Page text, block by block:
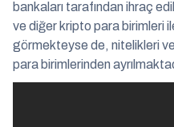
bankaları tarafından ihraç
ve diğer kripto para birimleri
görmekteyse de, nitelikleri
para birimlerinden